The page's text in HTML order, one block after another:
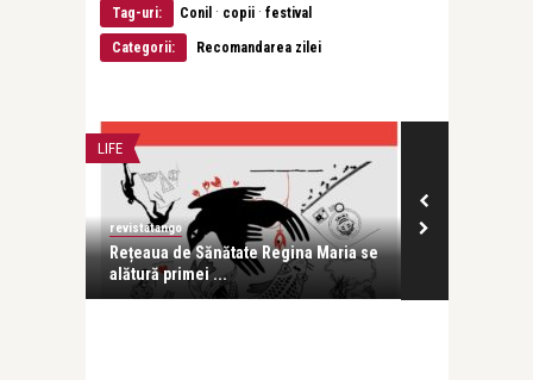
Tag-uri: Conil · copii · festival
Categorii: Recomandarea zilei
LIFE
revistatango
Rețeaua de Sănătate Regina Maria se
alătură primei ...